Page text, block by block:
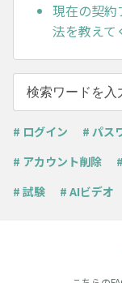
現在の契約
法を教えて
# ログイン # パス
# アカウント削除
# 試験
# AIビデオ